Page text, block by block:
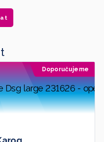
Doporučujeme